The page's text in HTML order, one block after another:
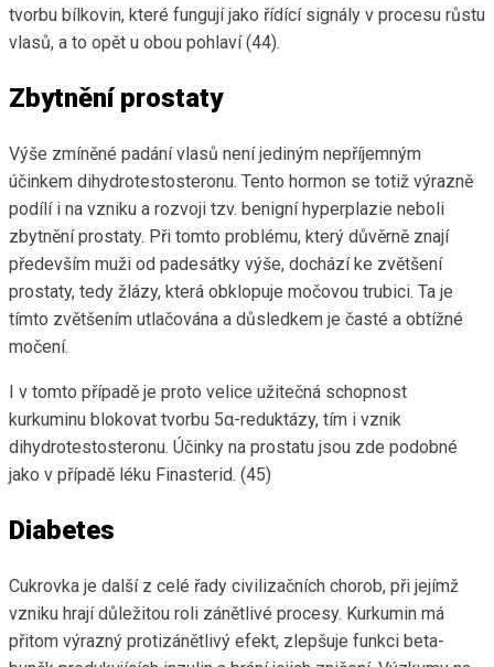
tvorbu bílkovin, které fungují jako řídící signály v procesu růstu
vlasů, a to opět u obou pohlaví (44).
Zbytnění prostaty
Výše zmíněné padání vlasů není jediným nepříjemným
účinkem dihydrotestosteronu. Tento hormon se totiž výrazně
podílí i na vzniku a rozvoji tzv. benigní hyperplazie neboli
zbytnění prostaty. Při tomto problému, který důvěrně znají
především muži od padesátky výše, dochází ke zvětšení
prostaty, tedy žlázy, která obklopuje močovou trubici. Ta je
tímto zvětšením utlačována a důsledkem je časté a obtížné
močení.
I v tomto případě je proto velice užitečná schopnost
kurkuminu blokovat tvorbu 5α-reduktázy, tím i vznik
dihydrotestosteronu. Účinky na prostatu jsou zde podobné
jako v případě léku Finasterid. (45)
Diabetes
Cukrovka je další z celé řady civilizačních chorob, při jejímž
vzniku hrají důležitou roli zánětlivé procesy. Kurkumin má
přitom výrazný protizánětlivý efekt, zlepšuje funkci beta-